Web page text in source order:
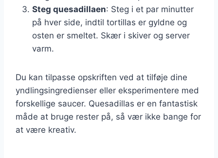
Steg quesadillaen: Steg i et par minutter
på hver side, indtil tortillas er gyldne og
osten er smeltet. Skær i skiver og server
varm.
Du kan tilpasse opskriften ved at tilføje dine
yndlingsingredienser eller eksperimentere med
forskellige saucer. Quesadillas er en fantastisk
måde at bruge rester på, så vær ikke bange for
at være kreativ.